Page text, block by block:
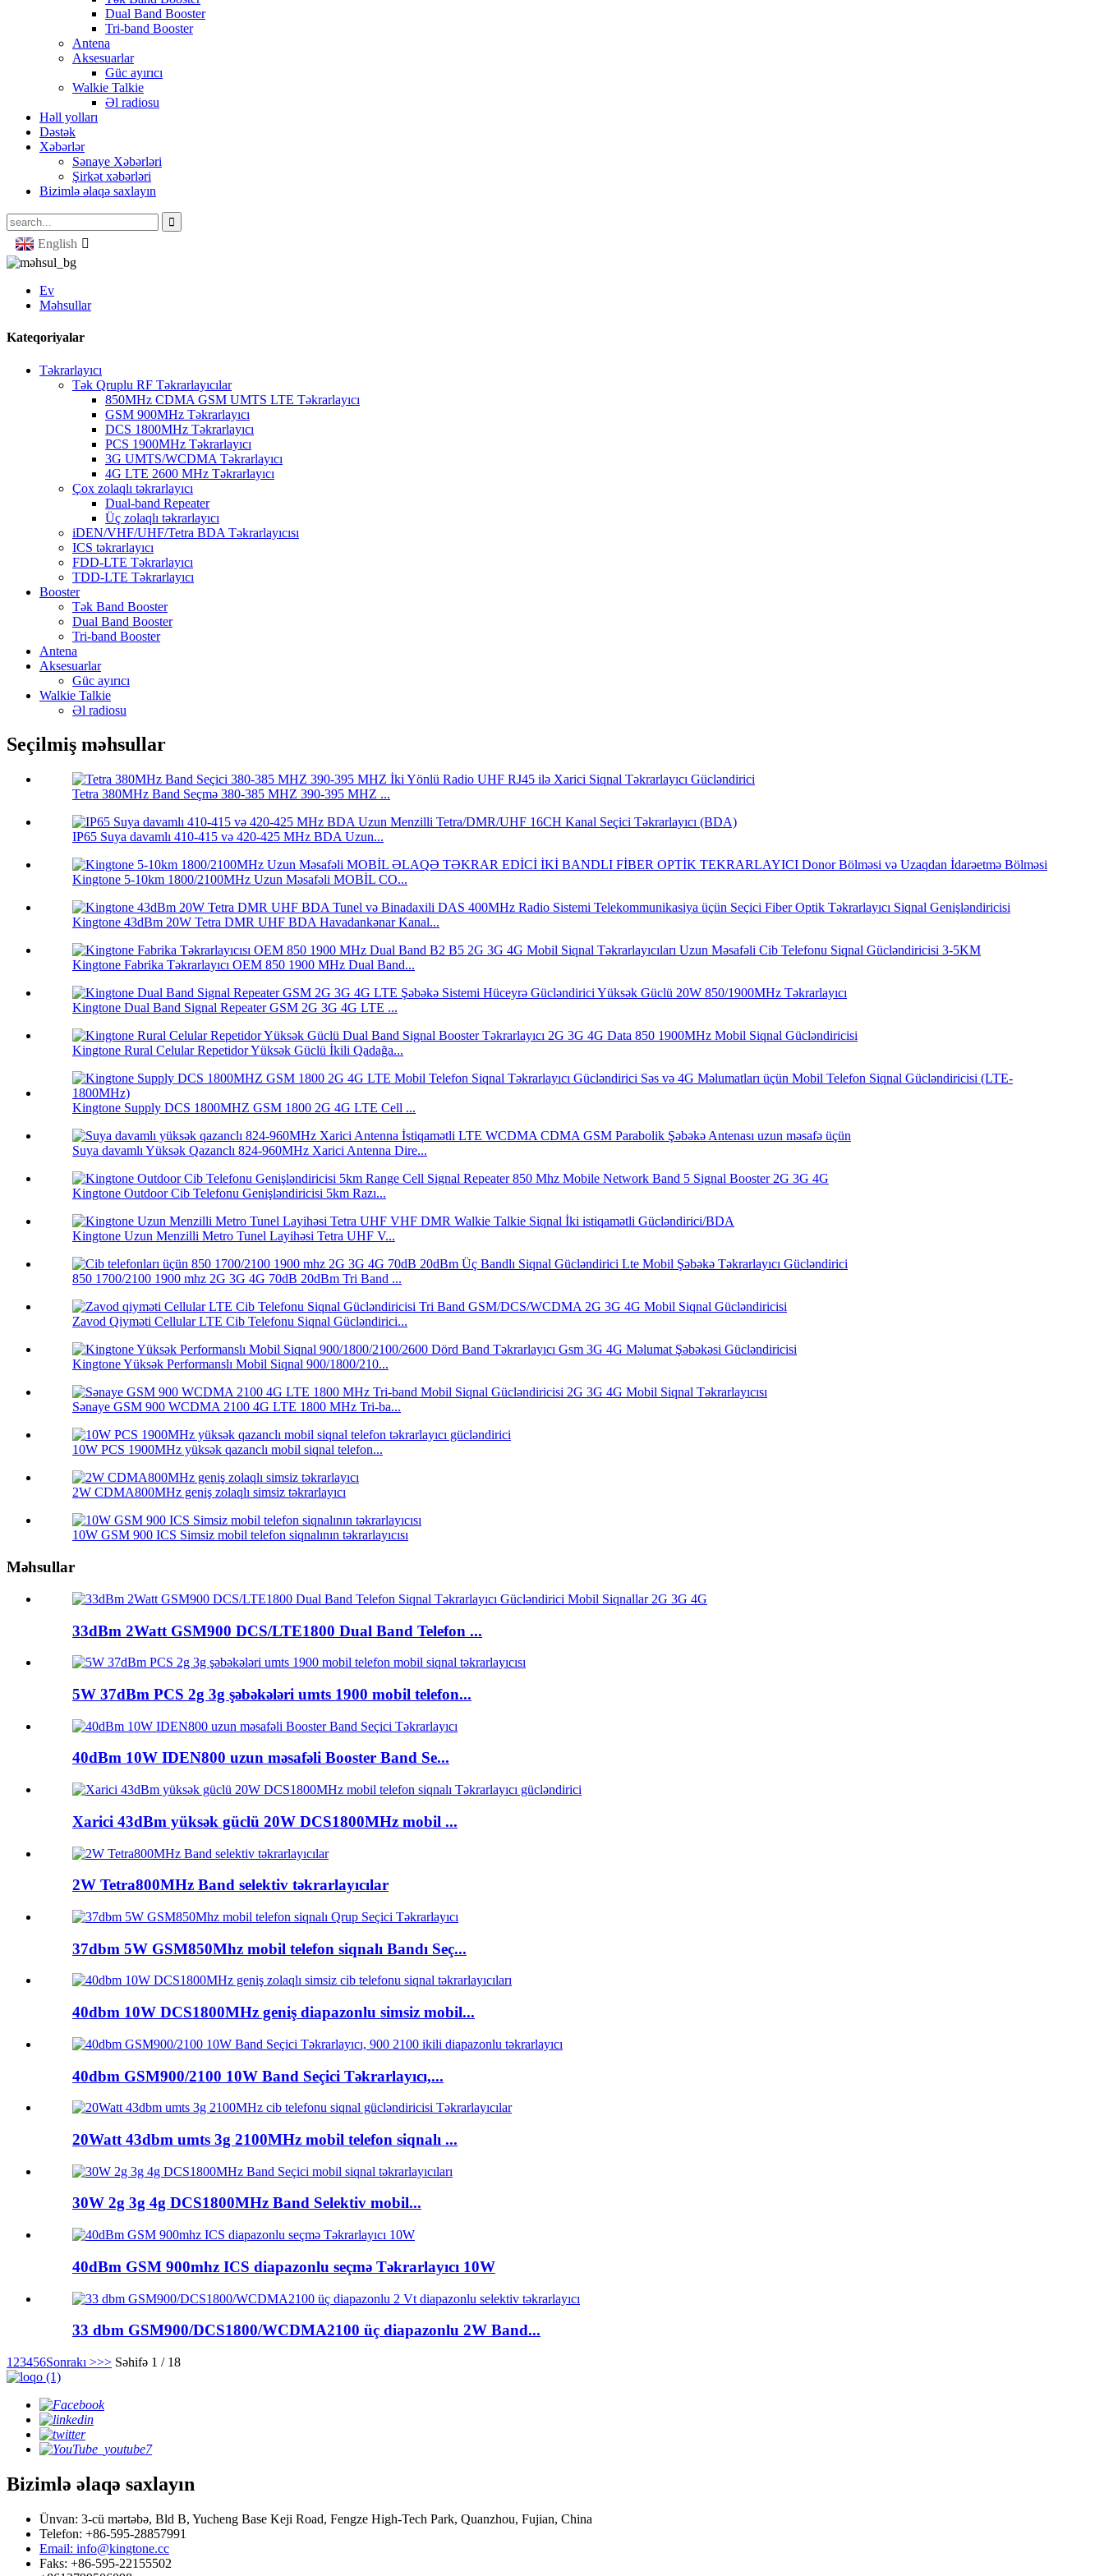
Dual Band Booster
Tri-band Booster
Antena
Aksesuarlar
Güc ayırıcı
Walkie Talkie
Əl radiosu
Həll yolları
Dəstək
Xəbərlər
Sənaye Xəbərləri
Şirkət xəbərləri
Bizimlə əlaqə saxlayın
English
Ev
Məhsullar
Kateqoriyalar
Təkrarlayıcı
Tək Qruplu RF Təkrarlayıcılar
850MHz CDMA GSM UMTS LTE Təkrarlayıcı
GSM 900MHz Təkrarlayıcı
DCS 1800MHz Təkrarlayıcı
PCS 1900MHz Təkrarlayıcı
3G UMTS/WCDMA Təkrarlayıcı
4G LTE 2600 MHz Təkrarlayıcı
Çox zolaqlı təkrarlayıcı
Dual-band Repeater
Üç zolaqlı təkrarlayıcı
iDEN/VHF/UHF/Tetra BDA Təkrarlayıcısı
ICS təkrarlayıcı
FDD-LTE Təkrarlayıcı
TDD-LTE Təkrarlayıcı
Booster
Tək Band Booster
Dual Band Booster
Tri-band Booster
Antena
Aksesuarlar
Güc ayırıcı
Walkie Talkie
Əl radiosu
Seçilmiş məhsullar
Tetra 380MHz Band Seçmə 380-385 MHZ 390-395 MHZ ...
IP65 Suya davamlı 410-415 və 420-425 MHz BDA Uzun...
Kingtone 5-10km 1800/2100MHz Uzun Məsafəli MOBİL CO...
Kingtone 43dBm 20W Tetra DMR UHF BDA Havadankənar Kanal...
Kingtone Fabrika Təkrarlayıcı OEM 850 1900 MHz Dual Band...
Kingtone Dual Band Signal Repeater GSM 2G 3G 4G LTE ...
Kingtone Rural Celular Repetidor Yüksək Güclü İkili Qadağa...
Kingtone Supply DCS 1800MHZ GSM 1800 2G 4G LTE Cell ...
Suya davamlı Yüksək Qazanclı 824-960MHz Xarici Antenna Dire...
Kingtone Outdoor Cib Telefonu Genişləndiricisi 5km Razı...
Kingtone Uzun Menzilli Metro Tunel Layihəsi Tetra UHF V...
850 1700/2100 1900 mhz 2G 3G 4G 70dB 20dBm Tri Band ...
Zavod Qiyməti Cellular LTE Cib Telefonu Siqnal Gücləndirici...
Kingtone Yüksək Performanslı Mobil Siqnal 900/1800/210...
Sənaye GSM 900 WCDMA 2100 4G LTE 1800 MHz Tri-ba...
10W PCS 1900MHz yüksək qazanclı mobil siqnal telefon...
2W CDMA800MHz geniş zolaqlı simsiz təkrarlayıcı
10W GSM 900 ICS Simsiz mobil telefon siqnalının təkrarlayıcısı
Məhsullar
33dBm 2Watt GSM900 DCS/LTE1800 Dual Band Telefon ...
5W 37dBm PCS 2g 3g şəbəkələri umts 1900 mobil telefon...
40dBm 10W IDEN800 uzun məsafəli Booster Band Se...
Xarici 43dBm yüksək güclü 20W DCS1800MHz mobil ...
2W Tetra800MHz Band selektiv təkrarlayıcılar
37dbm 5W GSM850Mhz mobil telefon siqnalı Bandı Seç...
40dbm 10W DCS1800MHz geniş diapazonlu simsiz mobil...
40dbm GSM900/2100 10W Band Seçici Təkrarlayıcı,...
20Watt 43dbm umts 3g 2100MHz mobil telefon siqnalı ...
30W 2g 3g 4g DCS1800MHz Band Selektiv mobil...
40dBm GSM 900mhz ICS diapazonlu seçmə Təkrarlayıcı 10W
33 dbm GSM900/DCS1800/WCDMA2100 üç diapazonlu 2W Band...
1 23456Sonrakı >>> Səhifə 1 / 18
Bizimlə əlaqə saxlayın
Ünvan: 3-cü mərtəbə, Bld B, Yucheng Base Keji Road, Fengze High-Tech Park, Quanzhou, Fujian, China
Telefon: +86-595-28857991
Email: info@kingtone.cc
Faks: +86-595-22155502